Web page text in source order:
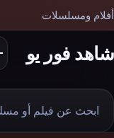
أفلام ومسلسلات
شاهد فور يو
ابحث